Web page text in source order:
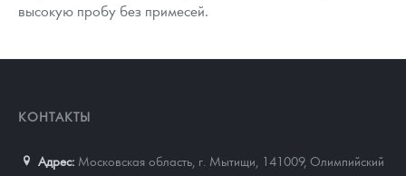
высокую пробу без примесей.
КОНТАКТЫ
Адрес: Московская область, г. Мытищи, 141009, Олимпийский